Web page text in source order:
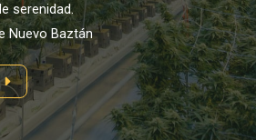
serenidad.
Nuevo Baztán